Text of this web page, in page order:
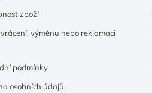
zboží
vrácení, výměnu nebo reklamaci
podmínky
osobních údajů